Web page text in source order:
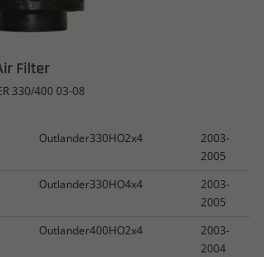
Filter
330/400 03-08
Outlander330HO2x4
2003-
2005
Outlander330HO4x4
2003-
2005
Outlander400HO2x4
2003-
2004